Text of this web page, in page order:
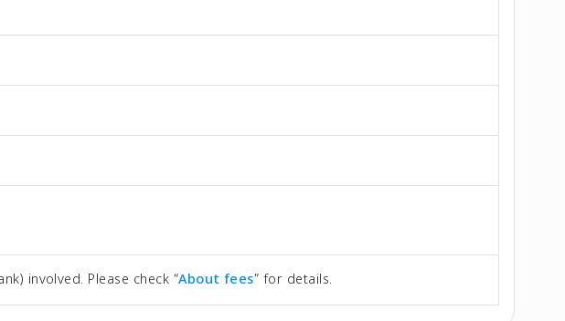
involved. Please check “About fees” for details.